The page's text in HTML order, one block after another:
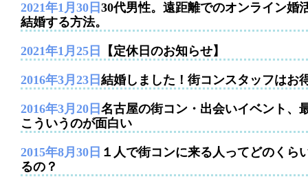
2021年1月30日 30代男性。遠距離でのオンライン婚
結婚する方法。
2021年1月25日 【定休日のお知らせ】
2016年3月23日 結婚しました！街コンスタッフはお
2016年3月20日 名古屋の街コン・出会いイベント、
こういうのが面白い
2015年8月30日 １人で街コンに来る人ってどのくら
るの？